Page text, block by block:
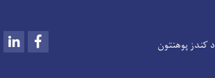
د کندز پوهنتون LinkedIn